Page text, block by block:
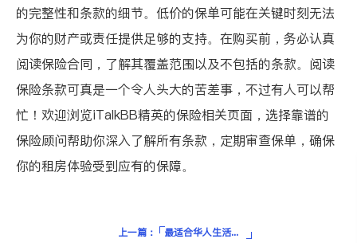
的完整性和条款的细节。低价的保单可能在关键时刻无法
为你的财产或责任提供足够的支持。在购买前，务必认真
阅读保险合同，了解其覆盖范围以及不包括的条款。阅读
保险条款可真是一个令人头大的苦差事，不过有人可以帮
忙！欢迎浏览iTalkBB精英的保险相关页面 ，选择靠谱的
保险顾问帮助你深入了解所有条款，定期审查保单，确保
你的租房体验受到应有的保障。
上一篇：
最适合华人生活的美国城市排行榜Top 10｜生活便利+就业+教育全分析